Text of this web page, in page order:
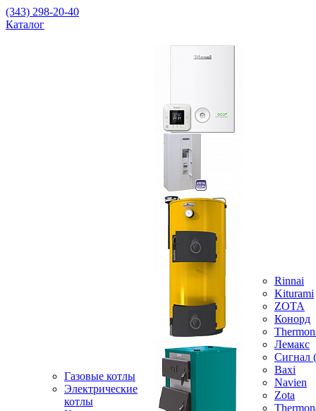
(343) 298-20-40
Каталог
Газовые котлы
Электрические
котлы
Rinnai
Kiturami
ZOTA
Конорд
Лемакс
Baxi
Navien
Zota